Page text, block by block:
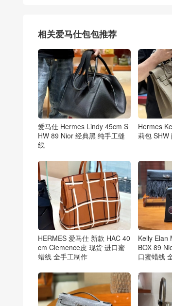
相关爱马仕包包推荐
爱马仕 Hermes Lindy 45cm S
HW 89 Nior 经典黑 纯手工缝
线
Hermes
莉包 SHW
HERMES 爱马仕 新款 HAC 40
cm Clemence皮 现货 进口蜜
蜡线 全手工制作
Kelly Elan
BOX 89
口蜜蜡线